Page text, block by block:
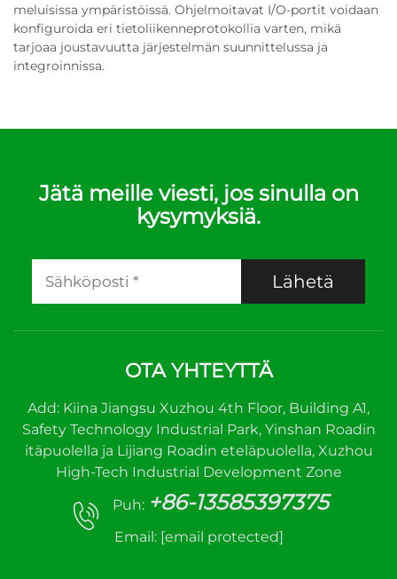
meluisissa ympäristöissä. Ohjelmoitavat I/O-portit voidaan
konfiguroida eri tietoliikenneprotokollia varten, mikä
tarjoaa joustavuutta järjestelmän suunnittelussa ja
integroinnissa.
Jätä meille viesti, jos sinulla on
kysymyksiä.
Lähetä
OTA YHTEYTTÄ
Add: Kiina Jiangsu Xuzhou 4th Floor, Building A1,
Safety Technology Industrial Park, Yinshan Roadin
itäpuolella ja Lijiang Roadin eteläpuolella, Xuzhou
High-Tech Industrial Development Zone
Puh: +86-13585397375
Email: [email protected]